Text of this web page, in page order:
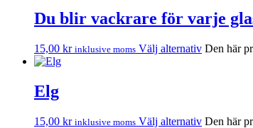
Du blir vackrare för varje
15,00 kr inklusive moms Välj alternativ Den här
Elg
15,00 kr inklusive moms Välj alternativ Den här